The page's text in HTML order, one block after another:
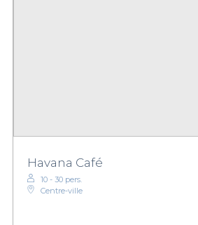
Havana Café
10 - 30 pers.
Centre-ville